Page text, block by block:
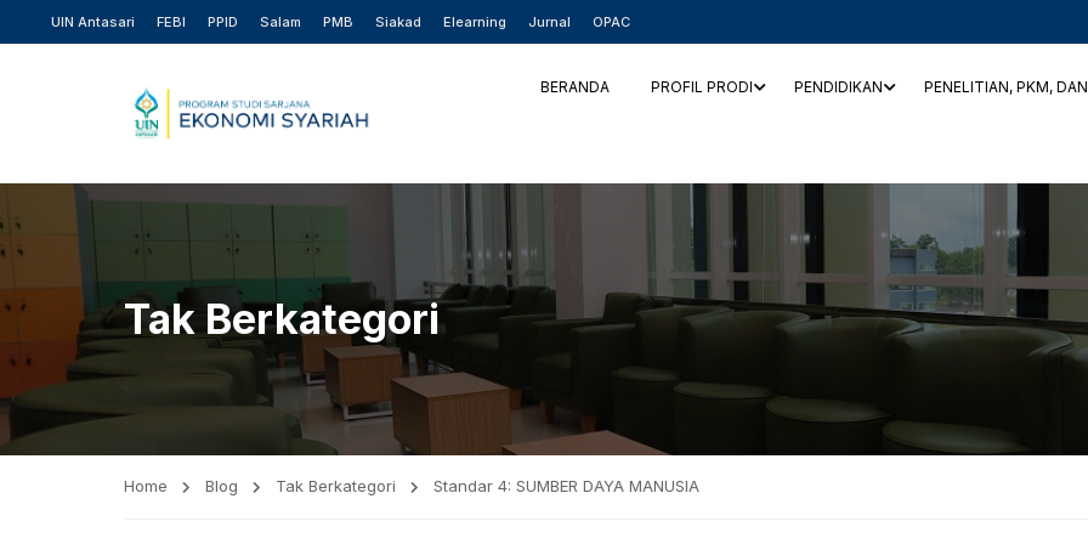
UIN Antasari FEBI PPID Salam PMB Siakad Elearning Jurnal OPAC
BERANDA PROFIL PRODI PENDIDIKAN PENELITIAN, PKM,
Tak Berkategori
Home Blog Tak Berkategori Standar 4: SUMBER DAYA MANUSIA